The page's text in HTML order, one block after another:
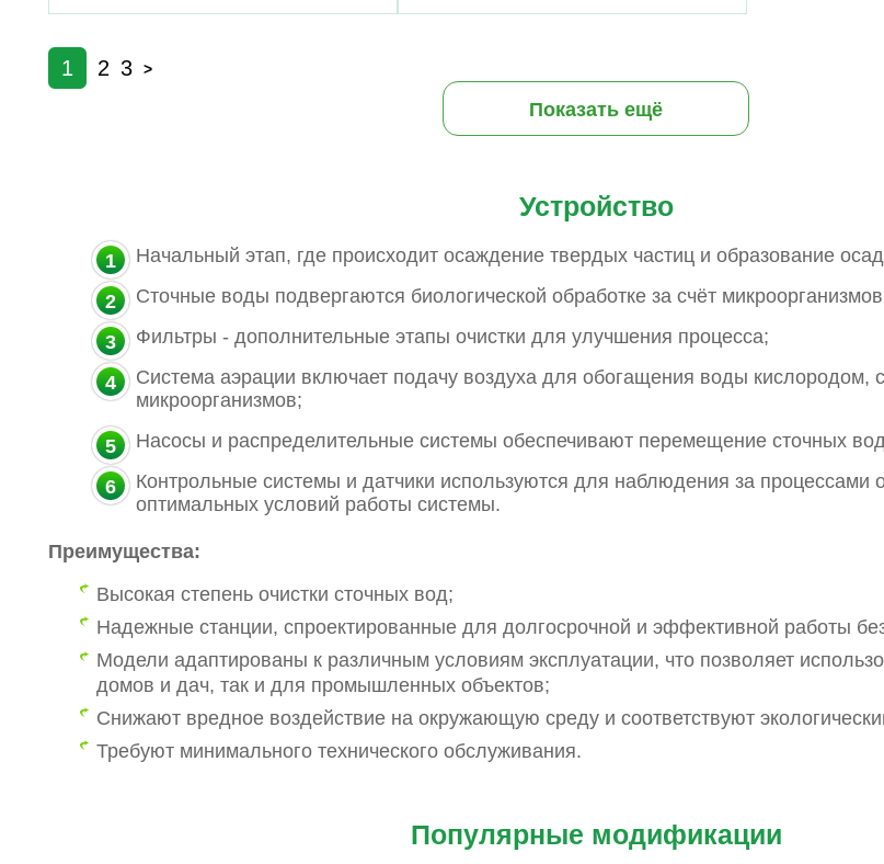
1 2 3 >
Показать ещё
Устройство
Начальный этап, где происходит осаждение твердых частиц и образование
Сточные воды подвергаются биологической обработке за счёт микроорганизмов
Фильтры - дополнительные этапы очистки для улучшения процесса;
Система аэрации включает подачу воздуха для обогащения воды кислородом,
микроорганизмов;
Насосы и распределительные системы обеспечивают перемещение сточных
Контрольные системы и датчики используются для наблюдения за процессами
оптимальных условий работы системы.
Преимущества:
Высокая степень очистки сточных вод;
Надежные станции, спроектированные для долгосрочной и эффективной работы
Модели адаптированы к различным условиям эксплуатации, что позволяет
домов и дач, так и для промышленных объектов;
Снижают вредное воздействие на окружающую среду и соответствуют
Требуют минимального технического обслуживания.
Популярные модификации